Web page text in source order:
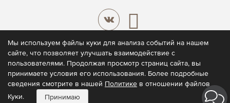
Политика конфиденциальности
Пользовательское соглашение
Мы используем файлы куки для анализа событий на нашем
сайте, что позволяет улучшать взаимодействие с
пользователями. Продолжая просмотр страниц сайта, вы
принимаете условия его использования. Более подробные
сведения смотрите в нашей Политике в отношении файлов
Куки.
Принимаю